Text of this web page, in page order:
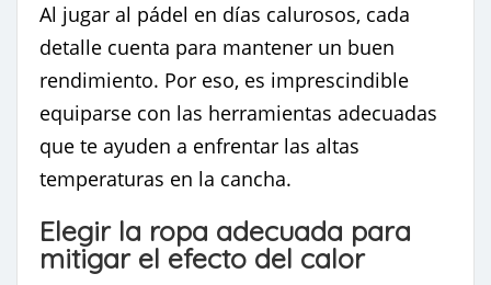
Al jugar al pádel en días calurosos, cada
detalle cuenta para mantener un buen
rendimiento. Por eso, es imprescindible
equiparse con las herramientas adecuadas
que te ayuden a enfrentar las altas
temperaturas en la cancha.
Elegir la ropa adecuada para
mitigar el efecto del calor